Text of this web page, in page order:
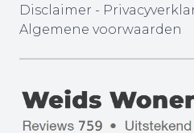
Disclaimer -
Algemene voorwaarden